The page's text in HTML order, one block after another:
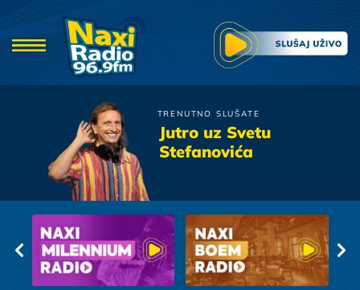
TRENUTNO SLUŠATE
Jutro uz Svetu
Stefanovića